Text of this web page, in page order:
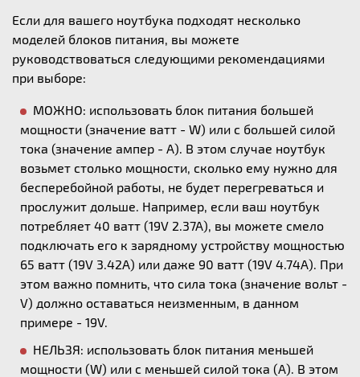
Если для вашего ноутбука подходят несколько
моделей блоков питания, вы можете
руководствоваться следующими рекомендациями
при выборе:
МОЖНО: использовать блок питания большей
мощности (значение ватт - W) или с большей силой
тока (значение ампер - А). В этом случае ноутбук
возьмет столько мощности, сколько ему нужно для
бесперебойной работы, не будет перегреваться и
прослужит дольше. Например, если ваш ноутбук
потребляет 40 ватт (19V 2.37A), вы можете смело
подключать его к зарядному устройству мощностью
65 ватт (19V 3.42A) или даже 90 ватт (19V 4.74A). При
этом важно помнить, что сила тока (значение вольт -
V) должно оставаться неизменным, в данном
примере - 19V.
НЕЛЬЗЯ: использовать блок питания меньшей
мощности (W) или с меньшей силой тока (А). В этом